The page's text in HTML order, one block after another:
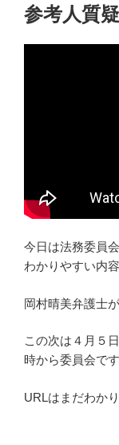
参考人質疑
今日は法務委員
わかりやすい内
岡村晴美弁護士
この次は４月５
時から委員会です
URLはまだわかり